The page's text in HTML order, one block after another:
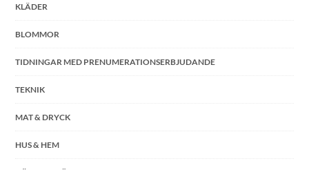
KLÄDER
BLOMMOR
TIDNINGAR MED PRENUMERATIONSERBJUDANDE
TEKNIK
MAT & DRYCK
HUS & HEM